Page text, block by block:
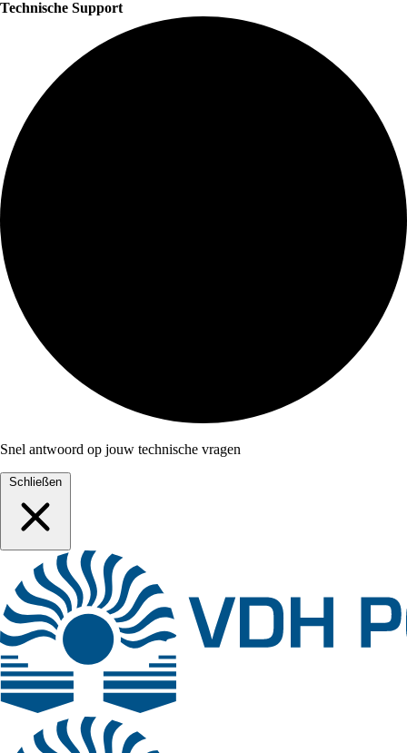
Technische Support
Snel antwoord op jouw technische vragen
Schließen